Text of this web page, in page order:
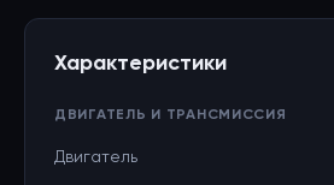
Характеристики
ДВИГАТЕЛЬ И ТРАНСМИССИЯ
Двигатель